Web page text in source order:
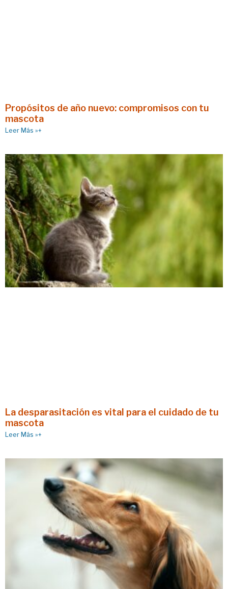
Propósitos de año nuevo: compromisos con tu
mascota
Leer Más »+
La desparasitación es vital para el cuidado de tu
mascota
Leer Más »+